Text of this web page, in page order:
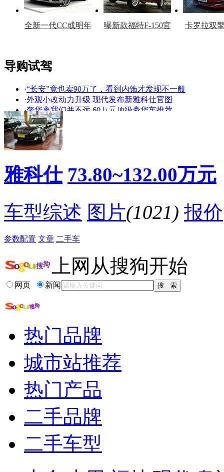
全新一代CC或明年
曝新款福特F-150官
卡罗拉双
看赛车宝贝争奇斗
艳
车模美腿爆乳无惧
走光
导购试驾
·“长安”竟也卖90万了，看到内饰才发现不一般
·外观小改动力升级 现代发布新雅科仕官图
·奢华离我们并不远 60万元顶级豪华车推荐
·现代雅科仕领降20万元 本周车市降价盘点
·试驾：大韩商务舱??现代雅科仕 加长版
·韩系总统级座驾 深度试驾现代雅科仕3.8L
·炫富可以坑爹不行 五款低调豪华车型推荐
最高降42万 十款降价幅度大的进口车导购
·最高降20.8万 十款豪华进口车挑战您底线
·韩式顶级加长豪车 现代雅科仕加长版实拍
降价促销
雅科仕 73.80~132.00万元
车型综述 图片(1021) 报价
参数配置 文章 二手车
上网从搜狗开始
网页 新闻
热门品牌
城市站推荐
热门产品
二手品牌
二手车型